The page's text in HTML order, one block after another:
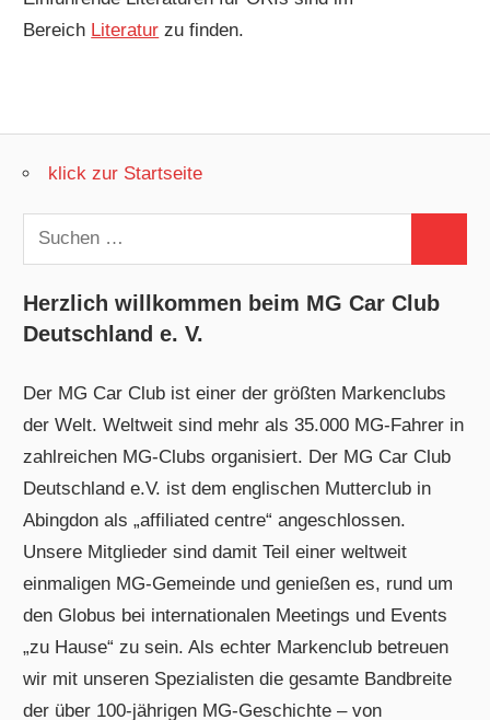
Bereich Literatur zu finden.
klick zur Startseite
Suchen
nach:
Herzlich willkommen beim MG Car Club
Deutschland e. V.
Der MG Car Club ist einer der größten Markenclubs
der Welt. Weltweit sind mehr als 35.000 MG-Fahrer in
zahlreichen MG-Clubs organisiert. Der MG Car Club
Deutschland e.V. ist dem englischen Mutterclub in
Abingdon als „affiliated centre“ angeschlossen.
Unsere Mitglieder sind damit Teil einer weltweit
einmaligen MG-Gemeinde und genießen es, rund um
den Globus bei internationalen Meetings und Events
„zu Hause“ zu sein. Als echter Markenclub betreuen
wir mit unseren Spezialisten die gesamte Bandbreite
der über 100-jährigen MG-Geschichte – von